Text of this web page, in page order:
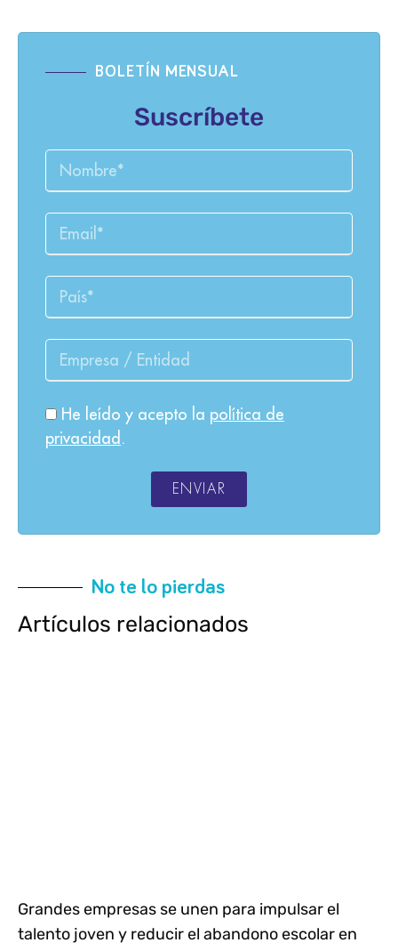
BOLETÍN MENSUAL
Suscríbete
He leído y acepto la política de
privacidad .
ENVIAR
No te lo pierdas
Artículos relacionados
Grandes empresas se unen para impulsar el
talento joven y reducir el abandono escolar en